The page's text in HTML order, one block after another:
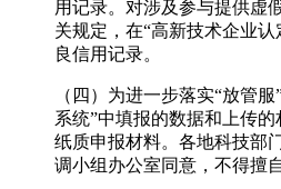
用记录。对涉及参与提供虚
关规定，在“高新技术企业
良信用记录。
（四）为进一步落实“放管
系统”中填报的数据和上传
纸质申报材料。各地科技部
调小组办公室同意，不得擅